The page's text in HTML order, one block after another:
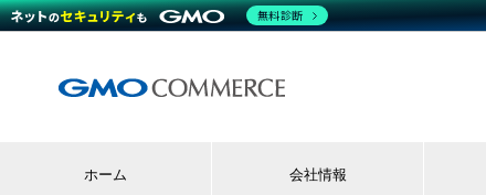
ホーム 会社情報
無料診断